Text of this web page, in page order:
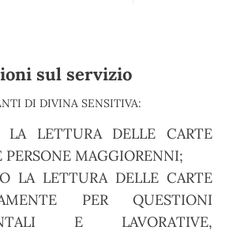
sul servizio
DI DIVINA SENSITIVA:
LA LETTURA DELLE CARTE
PERSONE MAGGIORENNI;
LA LETTURA DELLE CARTE
PER QUESTIONI
E LAVORATIVE,